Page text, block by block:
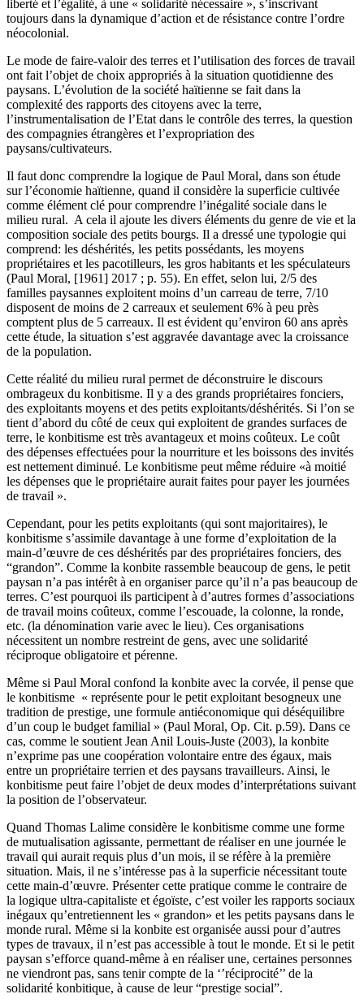
liberté et l’égalité, à une « solidarité nécessaire », s’inscrivant
toujours dans la dynamique d’action et de résistance contre l’ordre
néocolonial.
Le mode de faire-valoir des terres et l’utilisation des forces de travail
ont fait l’objet de choix appropriés à la situation quotidienne des
paysans. L’évolution de la société haïtienne se fait dans la
complexité des rapports des citoyens avec la terre,
l’instrumentalisation de l’Etat dans le contrôle des terres, la question
des compagnies étrangères et l’expropriation des
paysans/cultivateurs.
Il faut donc comprendre la logique de Paul Moral, dans son étude
sur l’économie haïtienne, quand il considère la superficie cultivée
comme élément clé pour comprendre l’inégalité sociale dans le
milieu rural. A cela il ajoute les divers éléments du genre de vie et la
composition sociale des petits bourgs. Il a dressé une typologie qui
comprend: les déshérités, les petits possédants, les moyens
propriétaires et les pacotilleurs, les gros habitants et les spéculateurs
(Paul Moral, [1961] 2017 ; p. 55). En effet, selon lui, 2/5 des
familles paysannes exploitent moins d’un carreau de terre, 7/10
disposent de moins de 2 carreaux et seulement 6% à peu près
comptent plus de 5 carreaux. Il est évident qu’environ 60 ans après
cette étude, la situation s’est aggravée davantage avec la croissance
de la population.
Cette réalité du milieu rural permet de déconstruire le discours
ombrageux du konbitisme. Il y a des grands propriétaires fonciers,
des exploitants moyens et des petits exploitants/déshérités. Si l’on se
tient d’abord du côté de ceux qui exploitent de grandes surfaces de
terre, le konbitisme est très avantageux et moins coûteux. Le coût
des dépenses effectuées pour la nourriture et les boissons des invités
est nettement diminué. Le konbitisme peut même réduire «à moitié
les dépenses que le propriétaire aurait faites pour payer les journées
de travail ».
Cependant, pour les petits exploitants (qui sont majoritaires), le
konbitisme s’assimile davantage à une forme d’exploitation de la
main-d’œuvre de ces déshérités par des propriétaires fonciers, des
“grandon”. Comme la konbite rassemble beaucoup de gens, le petit
paysan n’a pas intérêt à en organiser parce qu’il n’a pas beaucoup de
terres. C’est pourquoi ils participent à d’autres formes d’associations
de travail moins coûteux, comme l’escouade, la colonne, la ronde,
etc. (la dénomination varie avec le lieu). Ces organisations
nécessitent un nombre restreint de gens, avec une solidarité
réciproque obligatoire et pérenne.
Même si Paul Moral confond la konbite avec la corvée, il pense que
le konbitisme « représente pour le petit exploitant besogneux une
tradition de prestige, une formule antiéconomique qui déséquilibre
d’un coup le budget familial » (Paul Moral, Op. Cit. p.59). Dans ce
cas, comme le soutient Jean Anil Louis-Juste (2003), la konbite
n’exprime pas une coopération volontaire entre des égaux, mais
entre un propriétaire terrien et des paysans travailleurs. Ainsi, le
konbitisme peut faire l’objet de deux modes d’interprétations suivant
la position de l’observateur.
Quand Thomas Lalime considère le konbitisme comme une forme
de mutualisation agissante, permettant de réaliser en une journée le
travail qui aurait requis plus d’un mois, il se réfère à la première
situation. Mais, il ne s’intéresse pas à la superficie nécessitant toute
cette main-d’œuvre. Présenter cette pratique comme le contraire de
la logique ultra-capitaliste et égoïste, c’est voiler les rapports sociaux
inégaux qu’entretiennent les « grandon» et les petits paysans dans le
monde rural. Même si la konbite est organisée aussi pour d’autres
types de travaux, il n’est pas accessible à tout le monde. Et si le petit
paysan s’efforce quand-même à en réaliser une, certaines personnes
ne viendront pas, sans tenir compte de la ‘’réciprocité’’ de la
solidarité konbitique, à cause de leur “prestige social”.